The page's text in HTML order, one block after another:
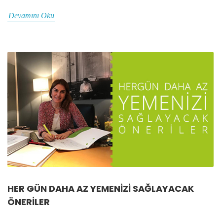
Devamını Oku
HER GÜN DAHA AZ YEMENIZI SAĞLAYACAK
ÖNERILER